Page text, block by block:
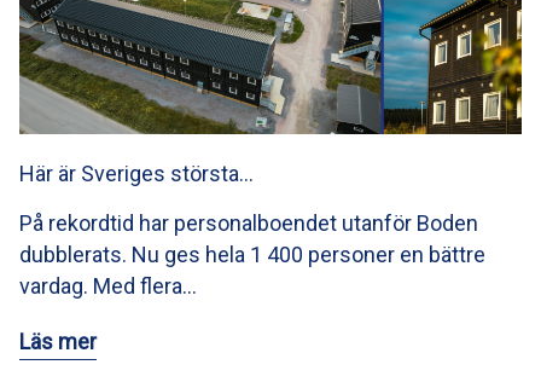
Här är Sveriges största…
På rekordtid har personalboendet utanför Boden
dubblerats. Nu ges hela 1 400 personer en bättre
vardag. Med flera…
Läs mer